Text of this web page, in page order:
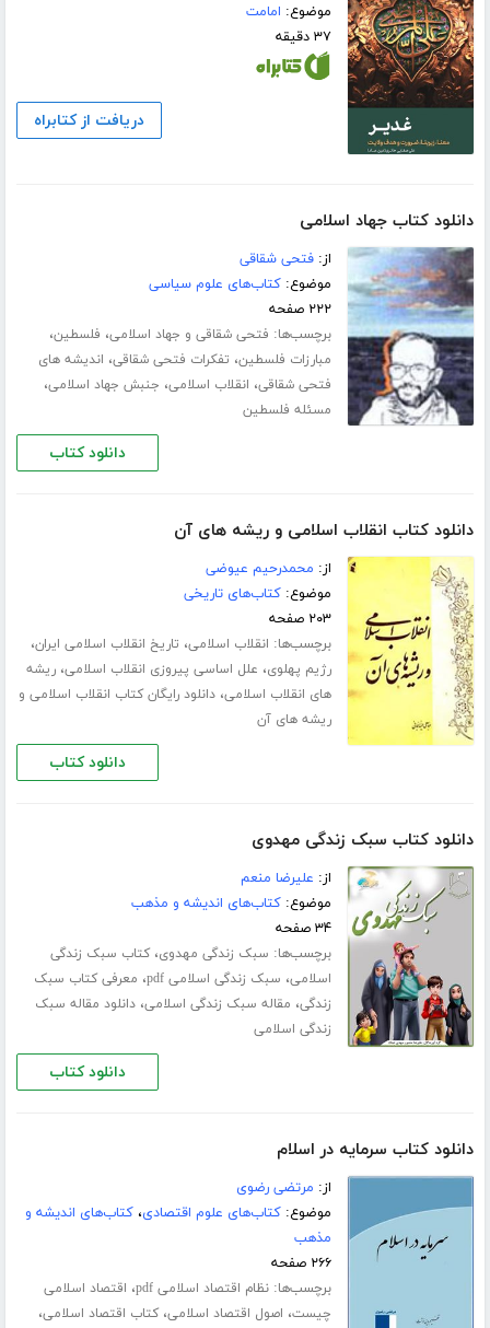
موضوع: امامت
۳۷ دقیقه
دریافت از کتابراه
دانلود کتاب جهاد اسلامی
از:فتحی شقاقی
موضوع:کتاب‌های علوم سیاسی
۲۲۲ صفحه
برچسب‌ها: فتحی شقاقی و جهاد اسلامی، فلسطین،
مبارزات فلسطین، تفکرات فتحی شقاقی، اندیشه های
فتحی شقاقی، انقلاب اسلامی، جنبش جهاد اسلامی،
مسئله فلسطین
دانلود کتاب
دانلود کتاب انقلاب اسلامی و ریشه های آن
از: محمدرحیم عیوضی
موضوع:کتاب‌های تاریخی
۲۰۳ صفحه
برچسب‌ها: انقلاب اسلامی، تاریخ انقلاب اسلامی ایران،
رژیم پهلوی، علل اساسی پیروزی انقلاب اسلامی،ریشه
های انقلاب اسلامی،دانلود رایگان کتاب انقلاب اسلامی و
ریشه های آن
دانلود کتاب
دانلود کتاب سبک زندگی مهدوی
از: علیرضا منعم
موضوع:کتاب‌های اندیشه و مذهب
۳۴ صفحه
برچسب‌ها: سبک زندگی مهدوی،کتاب سبک زندگی
اسلامی، سبک زندگی اسلامی pdf ، معرفی کتاب سبک
زندگی، مقاله سبک زندگی اسلامی،دانلود مقاله سبک
زندگی اسلامی
دانلود کتاب
دانلود کتاب سرمایه در اسلام
از: مرتضی رضوی
موضوع:کتاب‌های علوم اقتصادی،کتاب‌های اندیشه و
مذهب
۲۶۶ صفحه
برچسب‌ها:نظام اقتصاد اسلامی pdf ، اقتصاد اسلامی
چیست، اصول اقتصاد اسلامی،کتاب اقتصاد اسلامی،